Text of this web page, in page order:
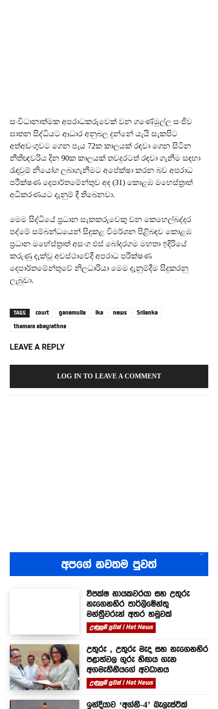
සංවිධානාත්මක අපරාධකරුවෙක් වන ගණේමුල්ල සංජීව
ඝාතන සිද්ධියට ආධාර අනුබල දුන්නේ යැයි සැකපිට
අත්අඩංගුවට ගෙන පැය 72ක කාලයක් රඳවා ගෙන සිටින
නීතිඥවරිය දින 90ක කාලයක් තවදුරටත් රඳවා ගැනීම සඳහා
රැඳවුම් නියෝග ලබාගැනීමට අපේක්ෂා කරන බව අපරාධ
පරීක්ෂණ දෙපාර්තමේන්තුව අද (31) කොළඹ මහෙස්ත්‍රාත්
අධිකරණයට දැනුම් දී තිබෙනවා.
මෙම සිද්ධියේ ප්‍රධාන සැකකරුවෙකු වන කෙහෙල්බද්දර
පද්මේ සම්බන්ධයෙන් සිදුකළ විමර්ශන පිළිබඳව කොළඹ
ප්‍රධාන මහේස්ත්‍රාත් අසංග එස් බෝදරගම මහතා ඉදිරියේ
කරුණු දැක්වූ අවස්ථාවේදී අපරාධ පරීක්ෂණ
දෙපාර්තමේන්තුවේ නිලධාරියා මෙම දැනුම්දීම සිදුකරනු
ලැබුවා.
TAGS court ganemulla lka news
Srilanka
thamara abeyrathne
LEAVE A REPLY
LOG IN TO LEAVE A COMMENT
අපගේ නවතම පුවත්
විපක්ෂ නායකවරයා සහ උතුරු
නැගෙනහිර පාර්ලිමේන්තු
මන්ත්‍රීවරුන් අතර හමුවක්
උණුසුම් පුවත් | Hot News
උතුරු , උතුරු මැද සහ නැගෙනහිර
පළාත්වල ගුරු හිඟය ගැන
අගමැතිනියගේ අවධානය
උණුසුම් පුවත් | Hot News
ඉන්දියාව ‘අග්නි-4’ බැලැස්ටික්